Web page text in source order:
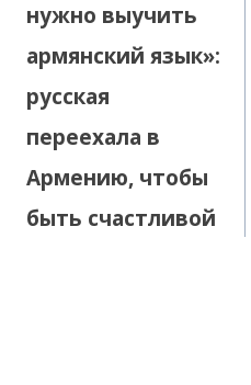
нужно выучить
армянский язык»:
русская
переехала в
Армению, чтобы
быть счастливой